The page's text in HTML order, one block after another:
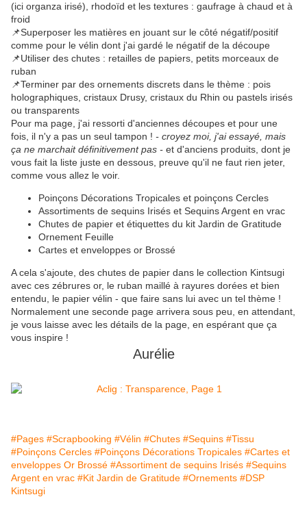
(ici organza irisé), rhodoïd et les textures : gaufrage à chaud et à
froid
📌Superposer les matières en jouant sur le côté négatif/positif
comme pour le vélin dont j'ai gardé le négatif de la découpe
📌Utiliser des chutes : retailles de papiers, petits morceaux de
ruban
📌Terminer par des ornements discrets dans le thème : pois
holographiques, cristaux Drusy, cristaux du Rhin ou pastels irisés
ou transparents
Pour ma page, j'ai ressorti d'anciennes découpes et pour une
fois, il n'y a pas un seul tampon ! - croyez moi, j'ai essayé, mais
ça ne marchait définitivement pas - et d'anciens produits, dont je
vous fait la liste juste en dessous, preuve qu'il ne faut rien jeter,
comme vous allez le voir.
Poinçons Décorations Tropicales et poinçons Cercles
Assortiments de sequins Irisés et Sequins Argent en vrac
Chutes de papier et étiquettes du kit Jardin de Gratitude
Ornement Feuille
Cartes et enveloppes or Brossé
A cela s'ajoute, des chutes de papier dans le collection Kintsugi
avec ces zébrures or, le ruban maillé à rayures dorées et bien
entendu, le papier vélin - que faire sans lui avec un tel thème !
Normalement une seconde page arrivera sous peu, en attendant,
je vous laisse avec les détails de la page, en espérant que ça
vous inspire !
Aurélie
#Pages #Scrapbooking #Vélin #Chutes #Sequins #Tissu
#Poinçons Cercles #Poinçons Décorations Tropicales #Cartes et
enveloppes Or Brossé #Assortiment de sequins Irisés #Sequins
Argent en vrac #Kit Jardin de Gratitude #Ornements #DSP
Kintsugi